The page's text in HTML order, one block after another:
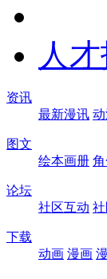
人
资讯
最新漫讯
图文
绘本画册
论坛
社区互动
下载
动画 漫画